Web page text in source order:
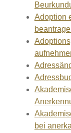
Adoption
bei